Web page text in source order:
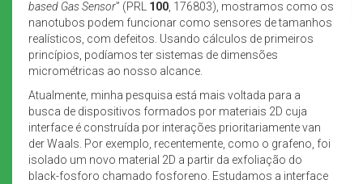
based Gas Sensor” (PRL 100 , 176803), mostramos como os
nanotubos podem funcionar como sensores de tamanhos
realísticos, com defeitos. Usando cálculos de primeiros
princípios, podíamos ter sistemas de dimensões
micrométricas ao nosso alcance.
Atualmente, minha pesquisa está mais voltada para a
busca de dispositivos formados por materiais 2D cuja
interface é construída por interações prioritariamente van
der Waals. Por exemplo, recentemente, como o grafeno, foi
isolado um novo material 2D a partir da exfoliação do
black-fosforo chamado fosforeno. Estudamos a interface